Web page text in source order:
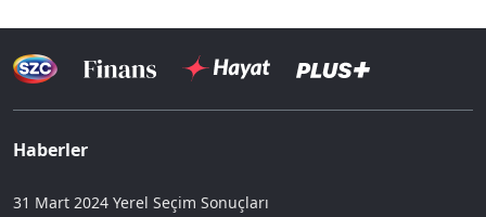
Haberler
31 Mart 2024 Yerel Seçim Sonuçları